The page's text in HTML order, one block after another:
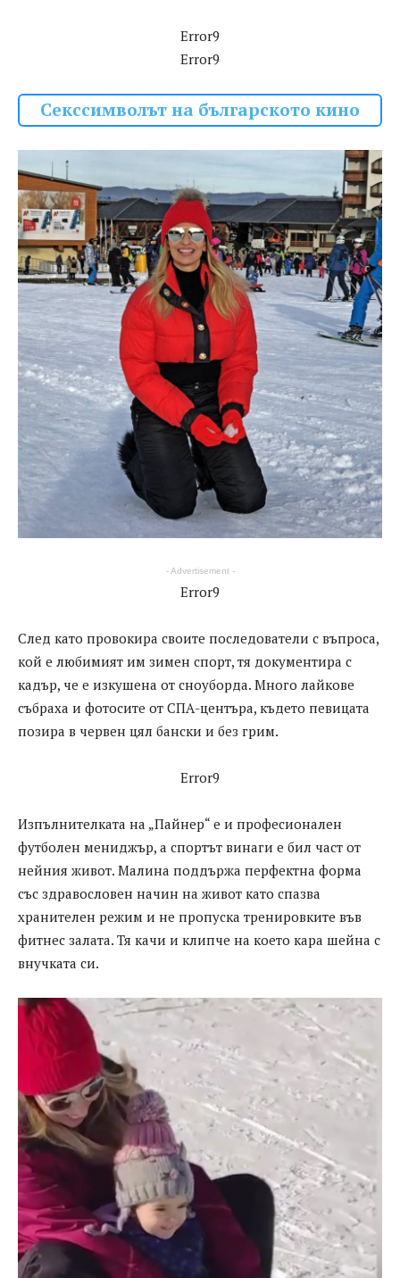
Error9
Error9
Секссимволът на българското кино
- Advertisement -
Error9
След като провокира своите последователи с въпроса,
кой е любимият им зимен спорт, тя документира с
кадър, че е изкушена от сноуборда. Много лайкове
събраха и фотосите от СПА-центъра, където певицата
позира в червен цял бански и без грим.
Error9
Изпълнителката на „Пайнер“ е и професионален
футболен мениджър, а спортът винаги е бил част от
нейния живот. Малина поддържа перфектна форма
със здравословен начин на живот като спазва
хранителен режим и не пропуска тренировките във
фитнес залата. Тя качи и клипче на което кара шейна с
внучката си.